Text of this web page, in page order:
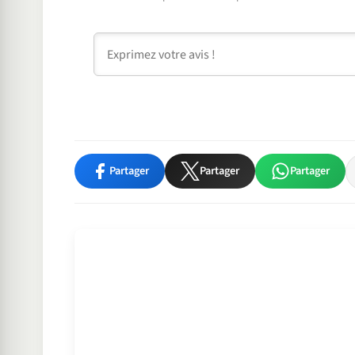
Commentaire
Partager Partager Partager